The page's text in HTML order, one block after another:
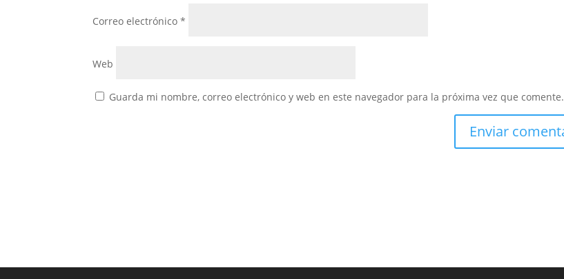
Correo electrónico*
Web
Guarda mi nombre, correo electrónico y web en este navegador para la próxima vez que comente.